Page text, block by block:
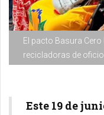
El pacto Basura
recicladoras de oficio
Este 19 de